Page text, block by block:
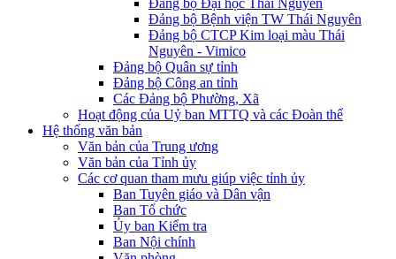
Đảng bộ Bệnh viện TW Thái Nguyên
Đảng bộ CTCP Kim loại màu Thái
Nguyên - Vimico
Đảng bộ Quân sự tỉnh
Đảng bộ Công an tỉnh
Các Đảng bộ Phường, Xã
Hoạt động của Uỷ ban MTTQ và các Đoàn thể
Hệ thống văn bản
Văn bản của Trung ương
Văn bản của Tỉnh ủy
Các cơ quan tham mưu giúp việc tỉnh ủy
Ban Tuyên giáo và Dân vận
Ban Tổ chức
Ủy ban Kiểm tra
Ban Nội chính